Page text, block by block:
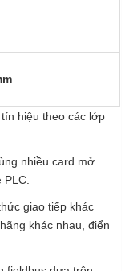
hiệu theo các lớp
nhiều card mở
giao tiếp khác
khác nhau, điển